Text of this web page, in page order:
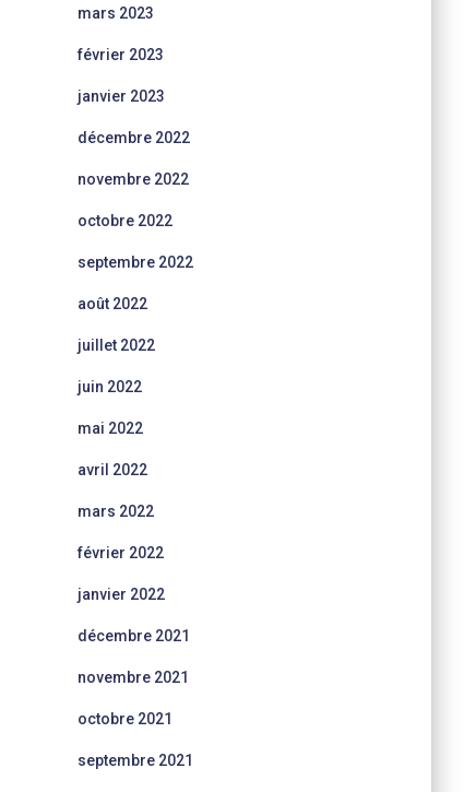
mars 2023
février 2023
janvier 2023
décembre 2022
novembre 2022
octobre 2022
septembre 2022
août 2022
juillet 2022
juin 2022
mai 2022
avril 2022
mars 2022
février 2022
janvier 2022
décembre 2021
novembre 2021
octobre 2021
septembre 2021